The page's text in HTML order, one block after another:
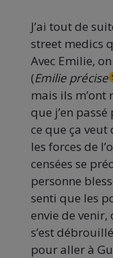
J’ai tout de
street medics
Avec Emilie,
(Emilie précise
mais ils m’ont
que j’en
ce que ça
les forces de
censées se
personne
senti que les
envie de venir,
s’est
pour aller à